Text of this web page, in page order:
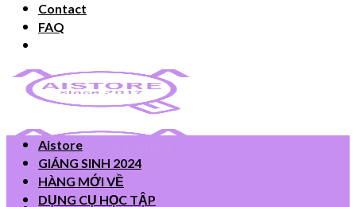
Contact
FAQ
Aistore
GIÁNG SINH 2024
HÀNG MỚI VỀ
DỤNG CỤ HỌC TẬP